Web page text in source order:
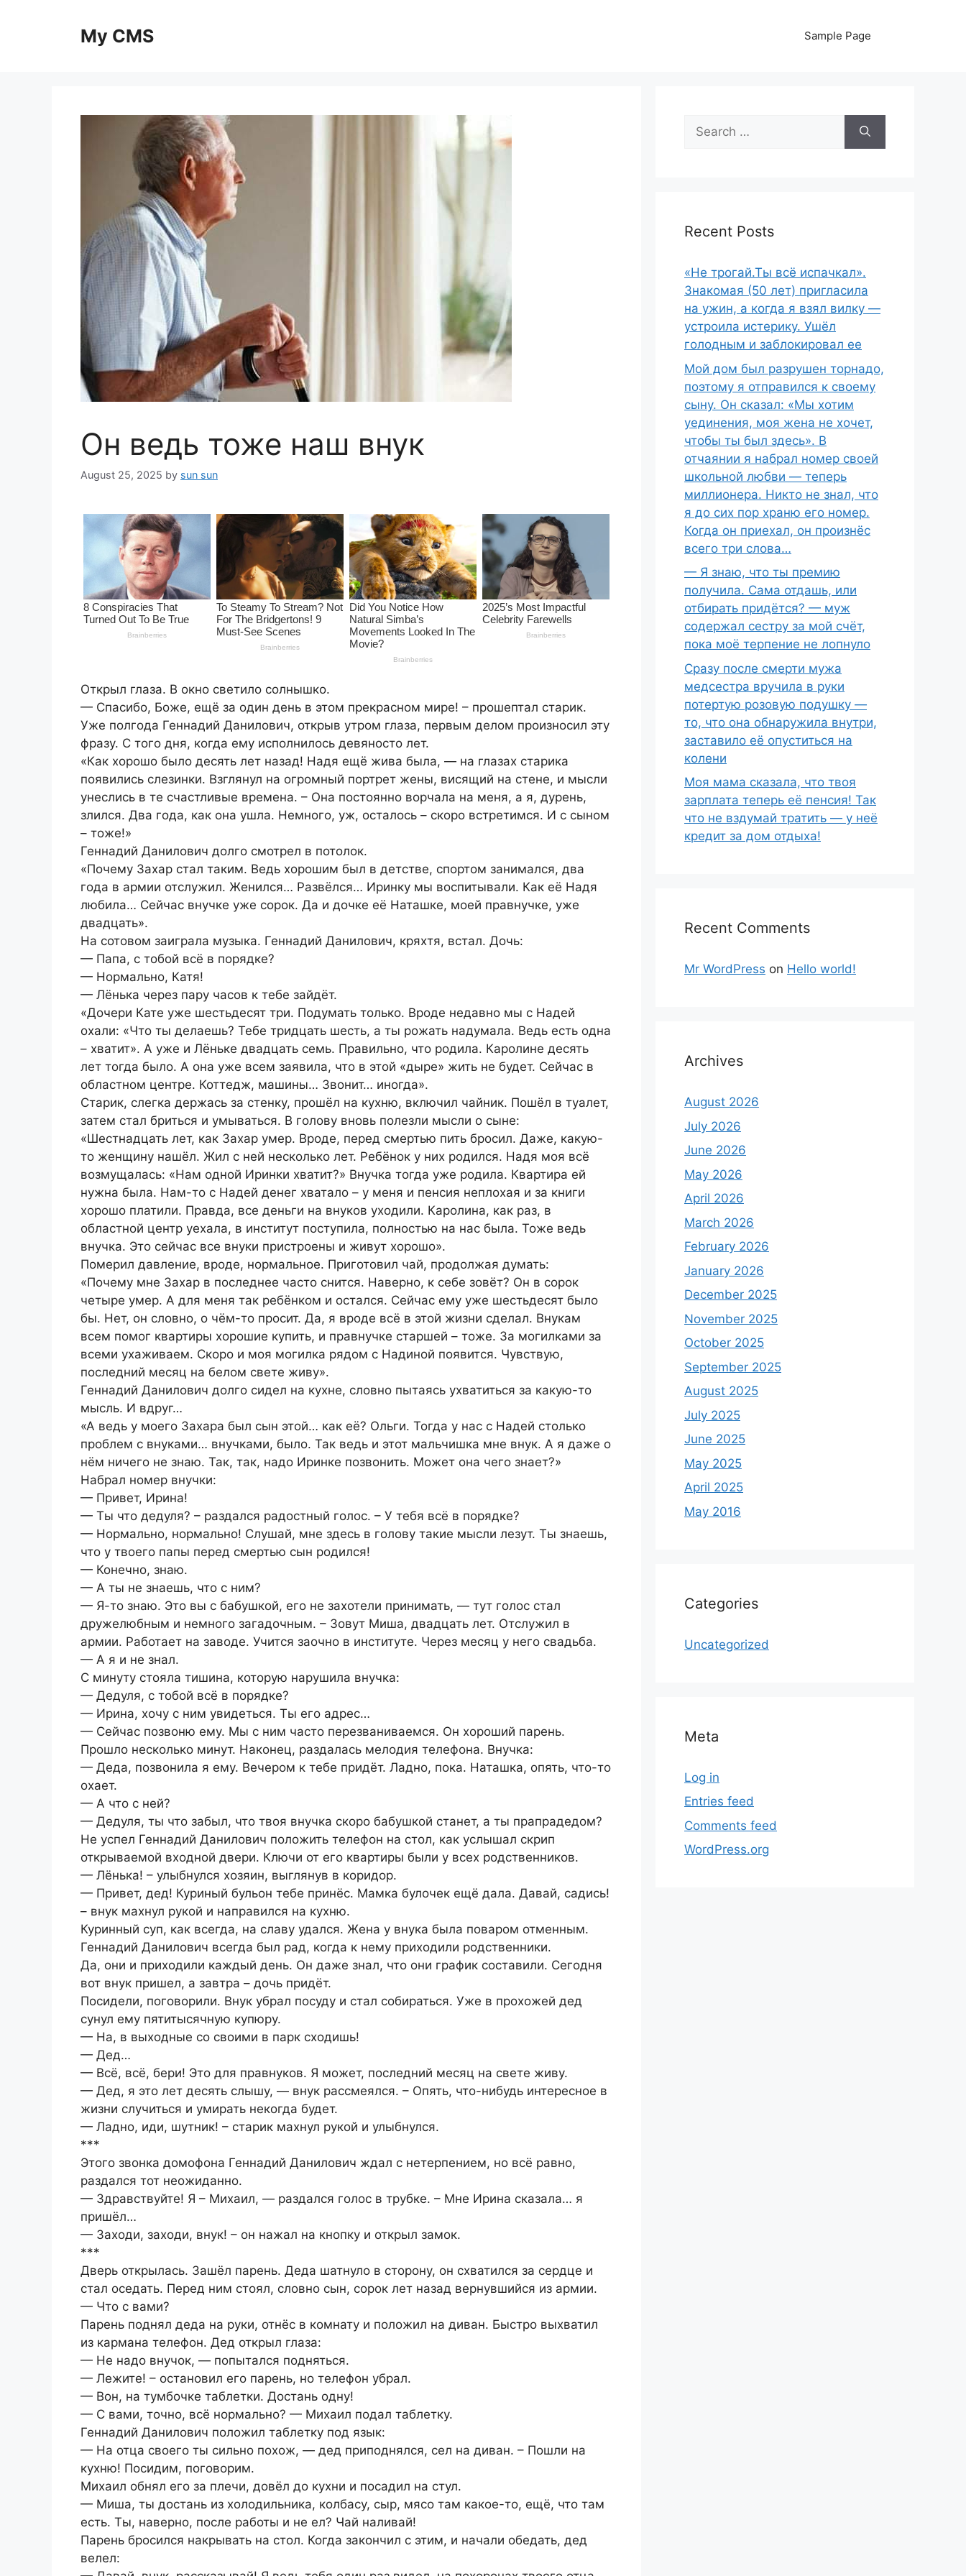
My CMS Sample Page
Он ведь тоже наш внук
August 25, 2025 by sun sun
Открыл глаза. В окно светило солнышко.
— Спасибо, Боже, ещё за один день в этом прекрасном мире! – прошептал старик.
Уже полгода Геннадий Данилович, открыв утром глаза, первым делом произносил эту
фразу. С того дня, когда ему исполнилось девяносто лет.
«Как хорошо было десять лет назад! Надя ещё жива была, — на глазах старика
появились слезинки. Взглянул на огромный портрет жены, висящий на стене, и мысли
унеслись в те счастливые времена. – Она постоянно ворчала на меня, а я, дурень,
злился. Два года, как она ушла. Немного, уж, осталось – скоро встретимся. И с сыном
– тоже!»
Геннадий Данилович долго смотрел в потолок.
«Почему Захар стал таким. Ведь хорошим был в детстве, спортом занимался, два
года в армии отслужил. Женился… Развёлся… Иринку мы воспитывали. Как её Надя
любила… Сейчас внучке уже сорок. Да и дочке её Наташке, моей правнучке, уже
двадцать».
На сотовом заиграла музыка. Геннадий Данилович, кряхтя, встал. Дочь:
— Папа, с тобой всё в порядке?
— Нормально, Катя!
— Лёнька через пару часов к тебе зайдёт.
«Дочери Кате уже шестьдесят три. Подумать только. Вроде недавно мы с Надей
охали: «Что ты делаешь? Тебе тридцать шесть, а ты рожать надумала. Ведь есть одна
– хватит». А уже и Лёньке двадцать семь. Правильно, что родила. Каролине десять
лет тогда было. А она уже всем заявила, что в этой «дыре» жить не будет. Сейчас в
областном центре. Коттедж, машины… Звонит… иногда».
Старик, слегка держась за стенку, прошёл на кухню, включил чайник. Пошёл в туалет,
затем стал бриться и умываться. В голову вновь полезли мысли о сыне:
«Шестнадцать лет, как Захар умер. Вроде, перед смертью пить бросил. Даже, какую-
то женщину нашёл. Жил с ней несколько лет. Ребёнок у них родился. Надя моя всё
возмущалась: «Нам одной Иринки хватит?» Внучка тогда уже родила. Квартира ей
нужна была. Нам-то с Надей денег хватало – у меня и пенсия неплохая и за книги
хорошо платили. Правда, все деньги на внуков уходили. Каролина, как раз, в
областной центр уехала, в институт поступила, полностью на нас была. Тоже ведь
внучка. Это сейчас все внуки пристроены и живут хорошо».
Померил давление, вроде, нормальное. Приготовил чай, продолжая думать:
«Почему мне Захар в последнее часто снится. Наверно, к себе зовёт? Он в сорок
четыре умер. А для меня так ребёнком и остался. Сейчас ему уже шестьдесят было
бы. Нет, он словно, о чём-то просит. Да, я вроде всё в этой жизни сделал. Внукам
всем помог квартиры хорошие купить, и правнучке старшей – тоже. За могилками за
всеми ухаживаем. Скоро и моя могилка рядом с Надиной появится. Чувствую,
последний месяц на белом свете живу».
Геннадий Данилович долго сидел на кухне, словно пытаясь ухватиться за какую-то
мысль. И вдруг…
«А ведь у моего Захара был сын этой… как её? Ольги. Тогда у нас с Надей столько
проблем с внуками… внучками, было. Так ведь и этот мальчишка мне внук. А я даже о
нём ничего не знаю. Так, так, надо Иринке позвонить. Может она чего знает?»
Набрал номер внучки:
— Привет, Ирина!
— Ты что дедуля? – раздался радостный голос. – У тебя всё в порядке?
— Нормально, нормально! Слушай, мне здесь в голову такие мысли лезут. Ты знаешь,
что у твоего папы перед смертью сын родился!
— Конечно, знаю.
— А ты не знаешь, что с ним?
— Я-то знаю. Это вы с бабушкой, его не захотели принимать, — тут голос стал
дружелюбным и немного загадочным. – Зовут Миша, двадцать лет. Отслужил в
армии. Работает на заводе. Учится заочно в институте. Через месяц у него свадьба.
— А я и не знал.
С минуту стояла тишина, которую нарушила внучка:
— Дедуля, с тобой всё в порядке?
— Ирина, хочу с ним увидеться. Ты его адрес…
— Сейчас позвоню ему. Мы с ним часто перезваниваемся. Он хороший парень.
Прошло несколько минут. Наконец, раздалась мелодия телефона. Внучка:
— Деда, позвонила я ему. Вечером к тебе придёт. Ладно, пока. Наташка, опять, что-то
охает.
— А что с ней?
— Дедуля, ты что забыл, что твоя внучка скоро бабушкой станет, а ты прапрадедом?
Не успел Геннадий Данилович положить телефон на стол, как услышал скрип
открываемой входной двери. Ключи от его квартиры были у всех родственников.
— Лёнька! – улыбнулся хозяин, выглянув в коридор.
— Привет, дед! Куриный бульон тебе принёс. Мамка булочек ещё дала. Давай, садись!
– внук махнул рукой и направился на кухню.
Куринный суп, как всегда, на славу удался. Жена у внука была поваром отменным.
Геннадий Данилович всегда был рад, когда к нему приходили родственники.
Да, они и приходили каждый день. Он даже знал, что они график составили. Сегодня
вот внук пришел, а завтра – дочь придёт.
Посидели, поговорили. Внук убрал посуду и стал собираться. Уже в прохожей дед
сунул ему пятитысячную купюру.
— На, в выходные со своими в парк сходишь!
— Дед…
— Всё, всё, бери! Это для правнуков. Я может, последний месяц на свете живу.
— Дед, я это лет десять слышу, — внук рассмеялся. – Опять, что-нибудь интересное в
жизни случиться и умирать некогда будет.
— Ладно, иди, шутник! – старик махнул рукой и улыбнулся.
***
Этого звонка домофона Геннадий Данилович ждал с нетерпением, но всё равно,
раздался тот неожиданно.
— Здравствуйте! Я – Михаил, — раздался голос в трубке. – Мне Ирина сказала… я
пришёл…
— Заходи, заходи, внук! – он нажал на кнопку и открыл замок.
***
Дверь открылась. Зашёл парень. Деда шатнуло в сторону, он схватился за сердце и
стал оседать. Перед ним стоял, словно сын, сорок лет назад вернувшийся из армии.
— Что с вами?
Парень поднял деда на руки, отнёс в комнату и положил на диван. Быстро выхватил
из кармана телефон. Дед открыл глаза:
— Не надо внучок, — попытался подняться.
— Лежите! – остановил его парень, но телефон убрал.
— Вон, на тумбочке таблетки. Достань одну!
— С вами, точно, всё нормально? — Михаил подал таблетку.
Геннадий Данилович положил таблетку под язык:
— На отца своего ты сильно похож, — дед приподнялся, сел на диван. – Пошли на
кухню! Посидим, поговорим.
Михаил обнял его за плечи, довёл до кухни и посадил на стул.
— Миша, ты достань из холодильника, колбасу, сыр, мясо там какое-то, ещё, что там
есть. Ты, наверно, после работы и не ел? Чай наливай!
Парень бросился накрывать на стол. Когда закончил с этим, и начали обедать, дед
велел:
Search
for:
Recent Posts
«Не трогай.Ты всё испачкал».
Знакомая (50 лет) пригласила
на ужин, а когда я взял вилку —
устроила истерику. Ушёл
голодным и заблокировал ее
Мой дом был разрушен торнадо,
поэтому я отправился к своему
сыну. Он сказал: «Мы хотим
уединения, моя жена не хочет,
чтобы ты был здесь». В
отчаянии я набрал номер своей
школьной любви — теперь
миллионера. Никто не знал, что
я до сих пор храню его номер.
Когда он приехал, он произнёс
всего три слова…
— Я знаю, что ты премию
получила. Сама отдашь, или
отбирать придётся? — муж
содержал сестру за мой счёт,
пока моё терпение не лопнуло
Сразу после смерти мужа
медсестра вручила в руки
потертую розовую подушку —
то, что она обнаружила внутри,
заставило её опуститься на
колени
Моя мама сказала, что твоя
зарплата теперь её пенсия! Так
что не вздумай тратить — у неё
кредит за дом отдыха!
Recent Comments
Mr WordPress on Hello world!
Archives
August 2026
July 2026
June 2026
May 2026
April 2026
March 2026
February 2026
January 2026
December 2025
November 2025
October 2025
September 2025
August 2025
July 2025
June 2025
May 2025
April 2025
May 2016
Categories
Uncategorized
Meta
Log in
Entries feed
Comments feed
WordPress.org